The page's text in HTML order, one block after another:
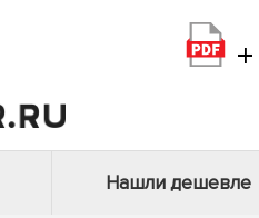
+
Нашли дешевле